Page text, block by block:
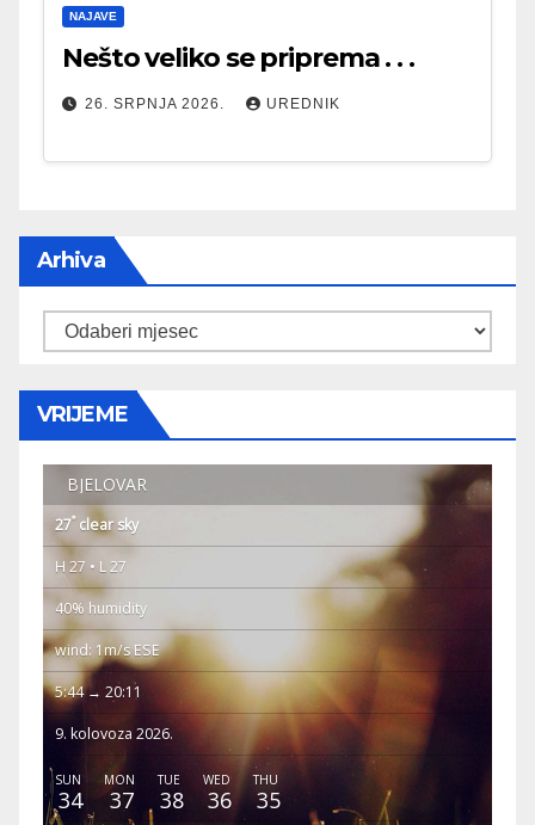
NAJAVE
Nešto veliko se priprema . . .
26. SRPNJA 2026. UREDNIK
Arhiva
Arhiva
VRIJEME
BJELOVAR
27° clear sky
H 27 • L 27
40% humidity
wind: 1m/s ESE
5:44 → 20:11
9. kolovoza 2026.
SUN
34
MON
37
TUE
38
WED
36
THU
35